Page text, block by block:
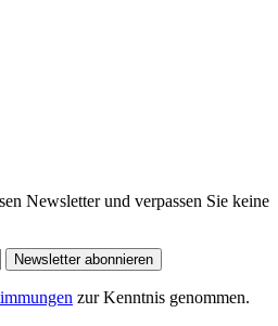
Newsletter und verpassen Sie keine
Newsletter abonnieren
zur Kenntnis genommen.